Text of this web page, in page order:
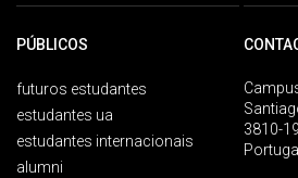
PÚBLICOS
futuros estudantes
estudantes ua
estudantes internacionais
alumni
3810-
Portugal